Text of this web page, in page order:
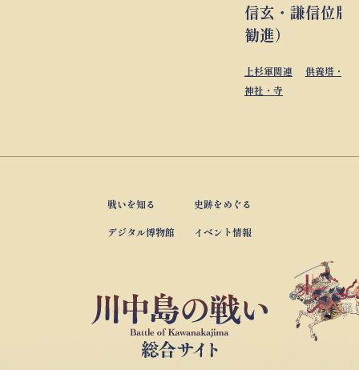
信玄・謙信位牌
勧進）
上杉軍関連
供養塔・墓
神社・寺
戦いを知る 史跡をめぐる
デジタル博物館 イベント情報